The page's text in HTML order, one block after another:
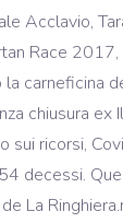
Acclavio,
Race 2017,
carneficina
chiusura ex
sui ricorsi,
decessi.
La